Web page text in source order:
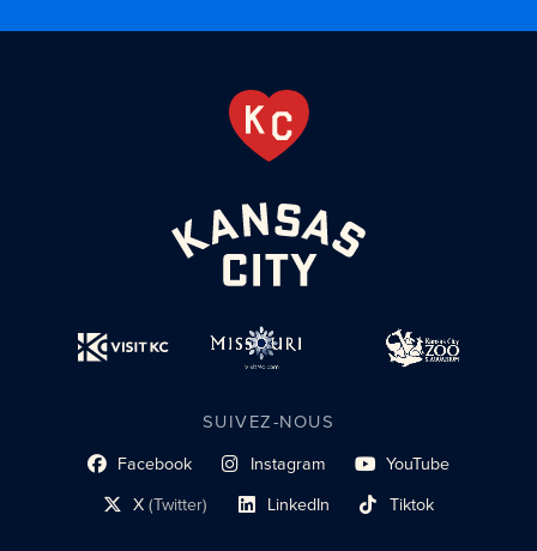
SUIVEZ-NOUS
Facebook
lien du profil social Instagram
lien vers le profil social YouTube
lien vers le profil social
X(Twitter)
lien vers le profil socialLinkedIn
lien vers le profil socialTiktok
lien vers le profil social